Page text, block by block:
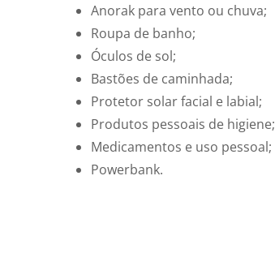
Anorak para vento ou chuva;
Roupa de banho;
Óculos de sol;
Bastões de caminhada;
Protetor solar facial e labial;
Produtos pessoais de higiene;
Medicamentos e uso pessoal;
Powerbank.